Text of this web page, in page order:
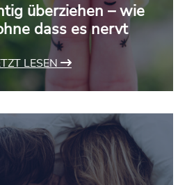
überziehen – wie
dass es nervt
LESEN